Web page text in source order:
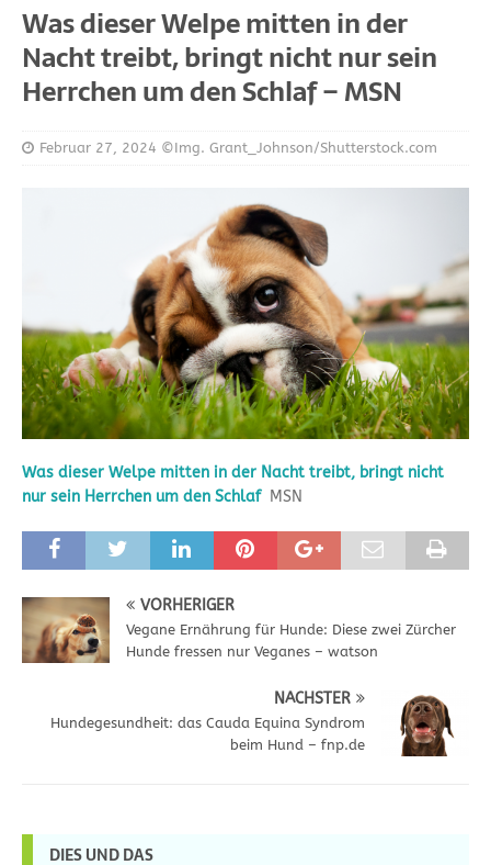
Was dieser Welpe mitten in der
Nacht treibt, bringt nicht nur sein
Herrchen um den Schlaf – MSN
Februar 27, 2024 ©Img. Grant_Johnson/Shutterstock.com
Was dieser Welpe mitten in der Nacht treibt, bringt nicht
nur sein Herrchen um den Schlaf MSN
VORHERIGER
Vegane Ernährung für Hunde: Diese zwei Zürcher
Hunde fressen nur Veganes – watson
NÄCHSTER
Hundegesundheit: das Cauda Equina Syndrom
beim Hund – fnp.de
DIES UND DAS